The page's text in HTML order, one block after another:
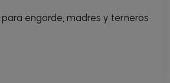
engorde, madres y terneros